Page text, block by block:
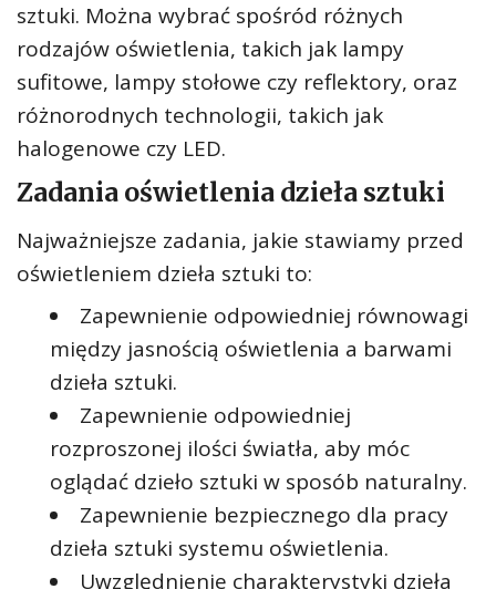
sztuki. Można wybrać spośród różnych
rodzajów oświetlenia, takich jak lampy
sufitowe, lampy stołowe czy reflektory, oraz
różnorodnych technologii, takich jak
halogenowe czy LED.
Zadania oświetlenia dzieła sztuki
Najważniejsze zadania, jakie stawiamy przed
oświetleniem dzieła sztuki to:
Zapewnienie odpowiedniej równowagi
między jasnością oświetlenia a barwami
dzieła sztuki.
Zapewnienie odpowiedniej
rozproszonej ilości światła, aby móc
oglądać dzieło sztuki w sposób naturalny.
Zapewnienie bezpiecznego dla pracy
dzieła sztuki systemu oświetlenia.
Uwzględnienie charakterystyki dzieła